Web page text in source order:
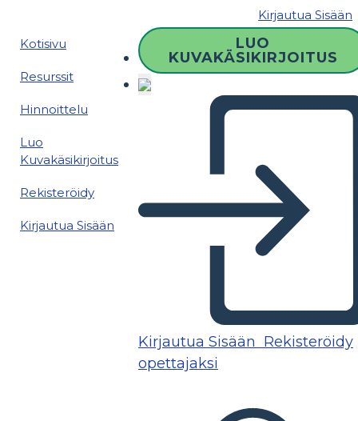
Kirjautua Sisään
Kotisivu
Resurssit
Hinnoittelu
Luo
Kuvakäsikirjoitus
Rekisteröidy
Kirjautua Sisään
LUO
KUVAKÄSIKIRJOITUS
Kirjautua Sisään Rekisteröidy
opettajaksi